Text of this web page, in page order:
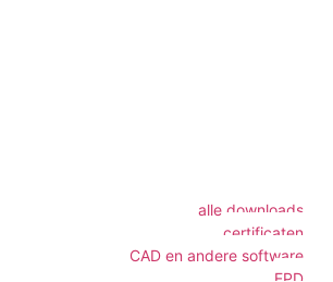
alle downloads
certificaten
CAD en andere software
EPD